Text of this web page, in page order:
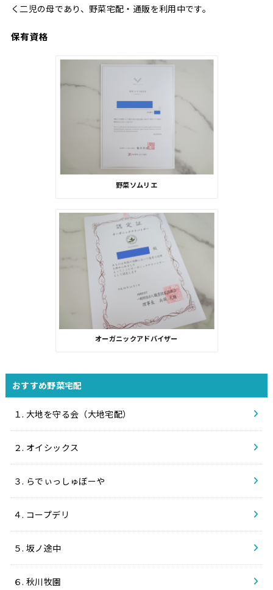
く二児の母であり、野菜宅配・通販を利用中です。
保有資格
野菜ソムリエ
オーガニックアドバイザー
おすすめ野菜宅配
１. 大地を守る会（大地宅配）
２. オイシックス
３. らでぃっしゅぼーや
４. コープデリ
５. 坂ノ途中
６. 秋川牧園